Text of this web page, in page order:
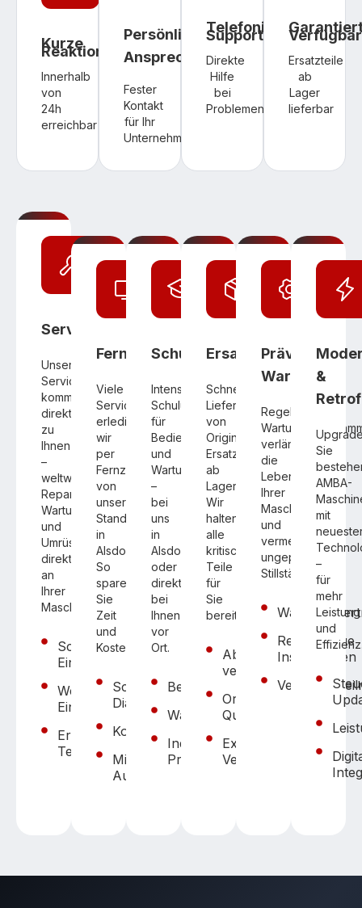
Kurze
Reaktionszeiten
Innerhalb
von
24h
erreichbar
Persönlicher
Ansprechpartner
Fester
Kontakt
für Ihr
Unternehmen
Telefonischer
Support
Direkte
Hilfe
bei
Problemen
Ersatzteile
ab
Lager
lieferbar
Servicetechniker
Unsere
Servicetechniker
kommen
direkt
zu
Ihnen
–
weltweit.
Reparaturen,
Wartungen
und
Umrüstungen
direkt
an
Ihrer
Maschine.
Schnelle
Einsatzzeiten
Weltweiter
Einsatz
Erfahrene
Techniker
Fernwartung
Viele
Serviceaufgaben
erledigen
wir
per
Fernzugriff
von
unserem
Standort
in
Alsdorf.
So
sparen
Sie
Zeit
und
Kosten.
Schnelle
Diagnose
Kosteneffizient
Minimale
Ausfallzeiten
Schulungen
Intensive
Schulungen
für
Bediener
und
Wartungspersonal
–
bei
uns
in
Alsdorf
oder
direkt
bei
Ihnen
vor
Ort.
Bedienertraining
Wartungsschulung
Individuelle
Programme
Ersatzteile
Schnelle
Lieferung
von
Original-
Ersatzteilen
ab
Lager.
Wir
halten
alle
kritischen
Teile
für
Sie
bereit.
Ab Lager
verfügbar
Original-
Qualität
Express-
Versand
Präventive
Wartung
Regelmäßige
verlängern
die
Lebensdauer
Ihrer
Maschinen
und
vermeiden
ungeplante
Stillstände.
Regelmäßige
Inspektionen
&
Sie
AMBA-
mit
–
für
mehr
Leistung
und